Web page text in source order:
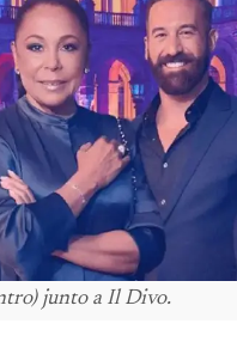
junto a Il Divo.